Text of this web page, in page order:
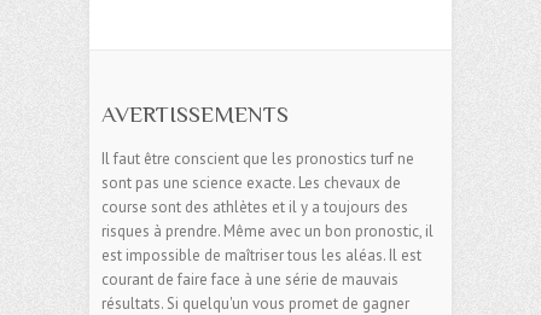
AVERTISSEMENTS
Il faut être conscient que les pronostics turf ne
sont pas une science exacte. Les chevaux de
course sont des athlètes et il y a toujours des
risques à prendre. Même avec un bon pronostic, il
est impossible de maîtriser tous les aléas. Il est
courant de faire face à une série de mauvais
résultats. Si quelqu'un vous promet de gagner